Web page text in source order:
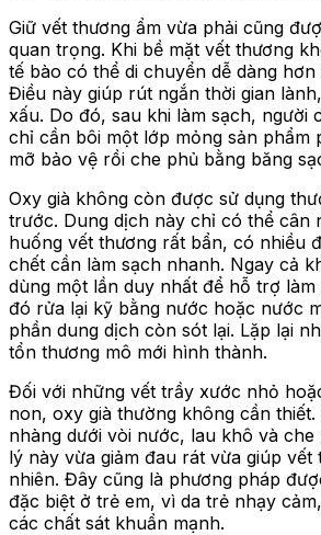
Giữ vết thương ẩm vừa phải cũng
quan trọng. Khi bề mặt vết thương
tế bào có thể di chuyển dễ dàng hơn
Điều này giúp rút ngắn thời gian
xấu. Do đó, sau khi làm sạch, người
chỉ cần bôi một lớp mỏng sản phẩm
mỡ bảo vệ rồi che phủ bằng băng
Oxy già không còn được sử dụng
trước. Dung dịch này chỉ có thể cân
huống vết thương rất bẩn, có nhiều
chết cần làm sạch nhanh. Ngay cả
dùng một lần duy nhất để hỗ trợ
đó rửa lại kỹ bằng nước hoặc nước
phần dung dịch còn sót lại. Lặp lại
tổn thương mô mới hình thành.
Đối với những vết trầy xước nhỏ
non, oxy già thường không cần
nhàng dưới vòi nước, lau khô và che
lý này vừa giảm đau rát vừa giúp
nhiên. Đây cũng là phương pháp
đặc biệt ở trẻ em, vì da trẻ nhạy
các chất sát khuẩn mạnh.